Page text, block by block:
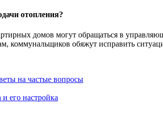
отопления?
домов могут обращаться в
коммунальщиков обяжут исправить
на частые вопросы
его настройка